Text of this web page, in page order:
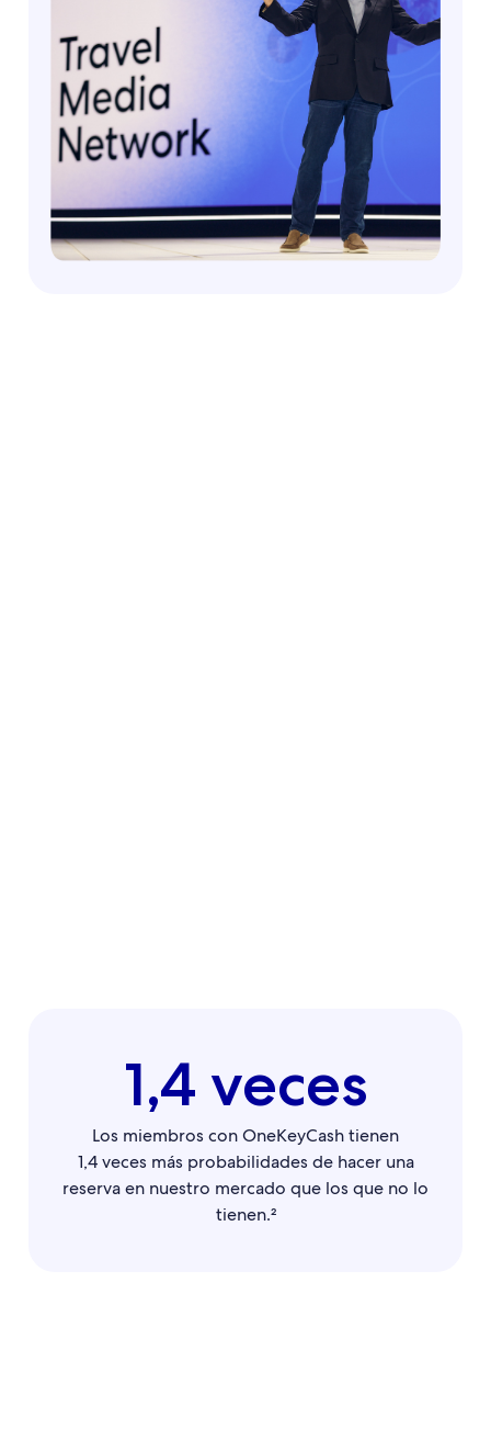
1,4 veces
Los miembros con OneKeyCash tienen
1,4 veces más probabilidades de hacer una
reserva en nuestro mercado que los que no lo
tienen.²